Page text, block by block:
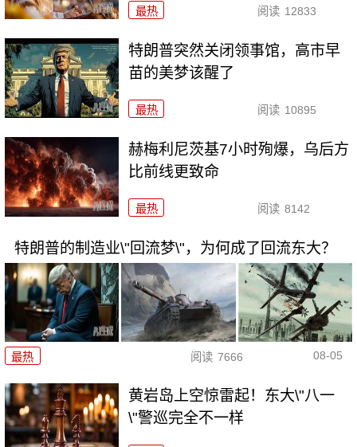
最热 阅读 12833
特朗普突然关闭领事馆，高市早
苗的美梦该醒了
最热 阅读 10895
赫梅利尼茨基7小时殉爆，乌后方
比前线更致命
最热 阅读 8142
特朗普的制造业\"回流梦\"，为何成了回流东大？
最热 阅读 7666 08-05
黄岩岛上空惊雷起！东大\"八一
\"警巡完全不一样